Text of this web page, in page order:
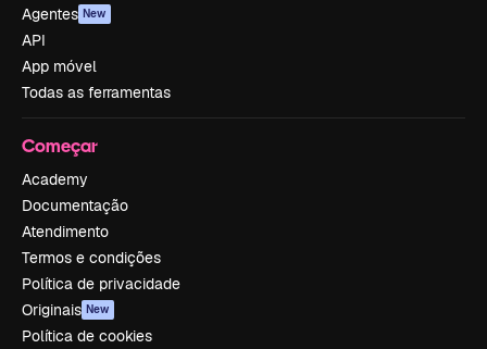
Agentes New
API
App móvel
Todas as ferramentas
Começar
Academy
Documentação
Atendimento
Termos e condições
Política de privacidade
Originais New
Política de cookies